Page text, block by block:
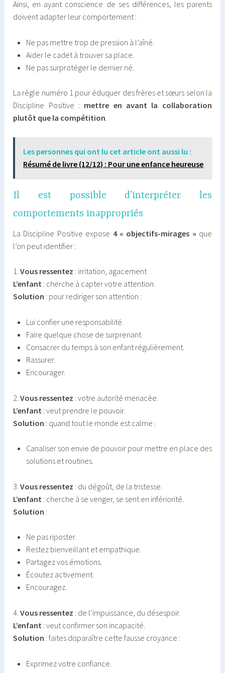
Ainsi, en ayant conscience de ses différences, les parents
doivent adapter leur comportement :
Ne pas mettre trop de pression à l’aîné.
Aider le cadet à trouver sa place.
Ne pas surprotéger le dernier né.
La règle numéro 1 pour éduquer des frères et sœurs selon la
Discipline Positive : mettre en avant la collaboration
plutôt que la compétition.
Les personnes qui ont lu cet article ont aussi lu :
Résumé de livre (12/12) : Pour une enfance heureuse
Il est possible d’interpréter les
comportements inappropriés
La Discipline Positive expose 4 « objectifs-mirages » que
l’on peut identifier :
1.Vous ressentez : irritation, agacement
L’enfant : cherche à capter votre attention.
Solution : pour rediriger son attention :
Lui confier une responsabilité.
Faire quelque chose de surprenant.
Consacrer du temps à son enfant régulièrement.
Rassurer.
Encourager.
2.Vous ressentez : votre autorité menacée.
L’enfant : veut prendre le pouvoir.
Solution : quand tout le monde est calme :
Canaliser son envie de pouvoir pour mettre en place des
solutions et routines.
3.Vous ressentez : du dégoût, de la tristesse.
L’enfant : cherche à se venger, se sent en infériorité.
Solution :
Ne pas riposter.
Restez bienveillant et empathique.
Partagez vos émotions.
Écoutez activement.
Encouragez.
4.Vous ressentez : de l’impuissance, du désespoir.
L’enfant : veut confirmer son incapacité.
Solution : faites disparaître cette fausse croyance :
Exprimez votre confiance.